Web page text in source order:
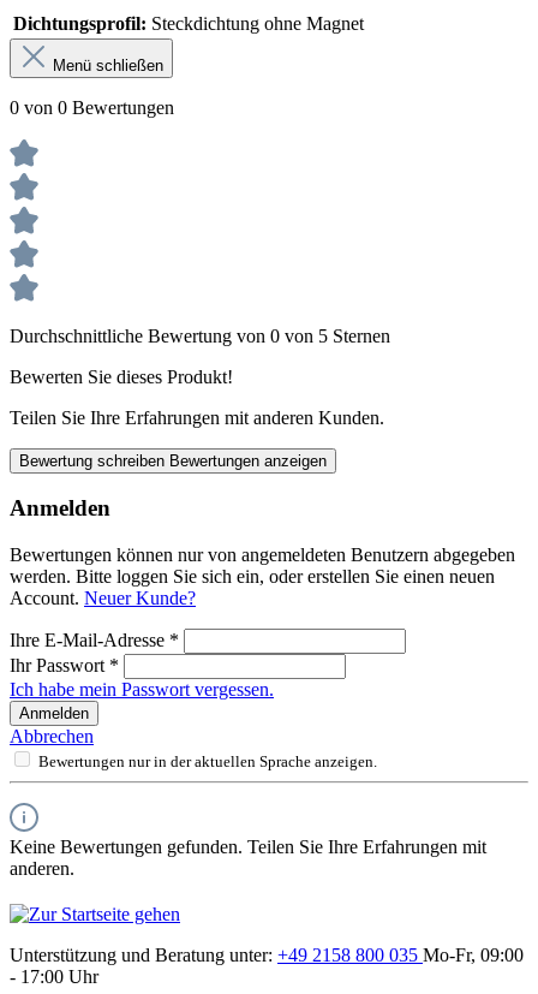
Dichtungsprofil: Steckdichtung ohne Magnet
Menü schließen
0 von 0 Bewertungen
Durchschnittliche Bewertung von 0 von 5 Sternen
Bewerten Sie dieses Produkt!
Teilen Sie Ihre Erfahrungen mit anderen Kunden.
Bewertung schreiben Bewertungen anzeigen
Anmelden
Bewertungen können nur von angemeldeten Benutzern abgegeben
werden. Bitte loggen Sie sich ein, oder erstellen Sie einen neuen
Account. Neuer Kunde?
Ihre E-Mail-Adresse *
Ihr Passwort *
Ich habe mein Passwort vergessen.
Anmelden
Abbrechen
Bewertungen nur in der aktuellen Sprache anzeigen.
Keine Bewertungen gefunden. Teilen Sie Ihre Erfahrungen mit
anderen.
Unterstützung und Beratung unter: +49 2158 800 035 Mo-Fr, 09:00
- 17:00 Uhr